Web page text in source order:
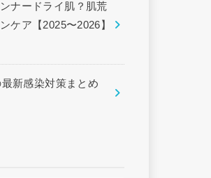
ナードライ肌？肌荒
ケア【2025〜2026】
最新感染対策まとめ